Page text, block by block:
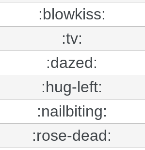
:blowkiss:
:tv:
:dazed:
:hug-left:
:nailbiting:
:rose-dead: